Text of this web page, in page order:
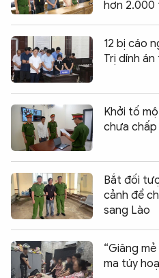
hơn 2.000
12 bị cáo
Trị dính
Khởi tố
chưa chấp
Bắt đối
cảnh để
sang Lào
“Giăng
ma túy